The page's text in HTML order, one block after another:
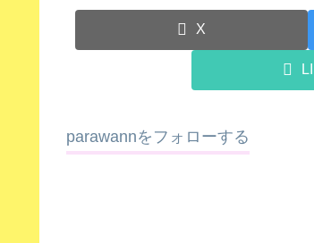
X
parawannをフォローする